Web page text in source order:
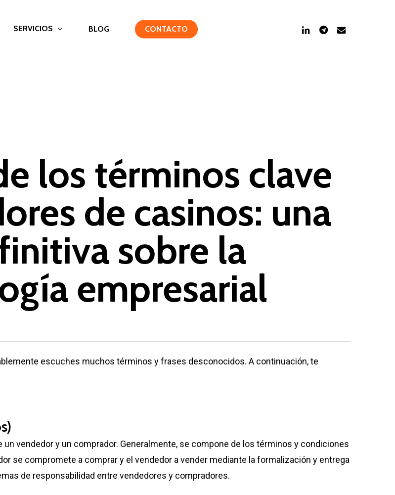
SERVICIOS BLOG CONTACTO LinkedInTelegram
Correo
los términos clave
de casinos: una
sobre la
empresarial
escuches muchos términos y frases desconocidos. A continuación, te
vendedor y un comprador. Generalmente, se compone de los términos y condiciones
se compromete a comprar y el vendedor a vender mediante la formalización y entrega
de responsabilidad entre vendedores y compradores.